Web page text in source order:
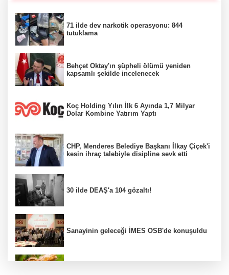
71 ilde dev narkotik operasyonu: 844
tutuklama
Behçet Oktay'ın şüpheli ölümü yeniden
kapsamlı şekilde incelenecek
Koç Holding Yılın İlk 6 Ayında 1,7 Milyar
Dolar Kombine Yatırım Yaptı
CHP, Menderes Belediye Başkanı İlkay Çiçek'i
kesin ihraç talebiyle disipline sevk etti
30 ilde DEAŞ'a 104 gözaltı!
Sanayinin geleceği İMES OSB'de konuşuldu